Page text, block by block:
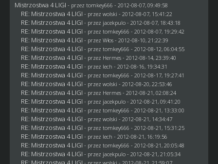
Mistrzostwa 4 LIGI - przez tomkey666 - 2012-08-07, 09:49:58
RE: Mistrzostwa 4 LIGI - przez wolski - 2012-08-07, 15:41:22
RE: Mistrzostwa 4 LIGI - przez jacekpulo- 2012-08-07, 18:43:18
RE: Mistrzostwa 4 LIGI - przez tomkey666 - 2012-08-07, 19:29:42
RE: Mistrzostwa 4 LIGI - przez Włos- 2012-08-10, 21:22:39
RE: Mistrzostwa 4 LIGI - przez tomkey666 - 2012-08-12, 06:04:55
RE: Mistrzostwa 4 LIGI - przez Hermes- 2012-08-14, 23:39:40
RE: Mistrzostwa 4 LIGI - przez lech - 2012-08-16, 19:34:31
RE: Mistrzostwa 4 LIGI - przez tomkey666 - 2012-08-17, 19:27:41
RE: Mistrzostwa 4 LIGI - przez wolski - 2012-08-20, 22:53:46
RE: Mistrzostwa 4 LIGI - przez Hermes- 2012-08-21, 02:08:24
RE: Mistrzostwa 4 LIGI - przez jacekpulo- 2012-08-21, 09:41:20
RE: Mistrzostwa 4 LIGI - przez tomkey666 - 2012-08-21, 13:33:00
RE: Mistrzostwa 4 LIGI - przez wolski - 2012-08-21, 14:34:47
RE: Mistrzostwa 4 LIGI - przez tomkey666 - 2012-08-21, 15:31:25
RE: Mistrzostwa 4 LIGI - przez lech - 2012-08-21, 16:19:56
RE: Mistrzostwa 4 LIGI - przez tomkey666 - 2012-08-21, 20:05:48
RE: Mistrzostwa 4 LIGI - przez jacekpulo- 2012-08-21, 21:05:34